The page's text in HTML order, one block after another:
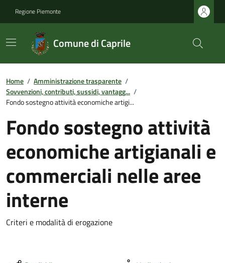
Regione Piemonte
Comune di Caprile
Home / Amministrazione trasparente /
Sovvenzioni, contributi, sussidi, vantagg... /
Fondo sostegno attività economiche artigi...
Fondo sostegno attività
economiche artigianali e
commerciali nelle aree
interne
Criteri e modalità di erogazione